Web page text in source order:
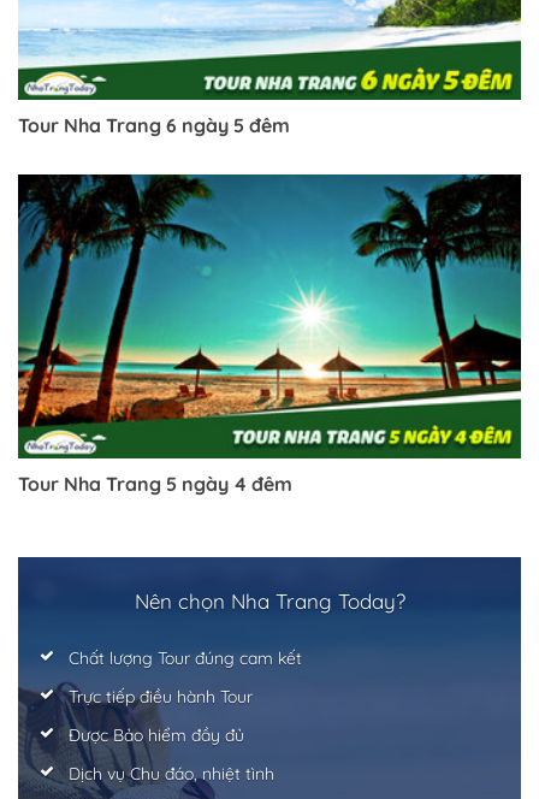
Tour Nha Trang 6 ngày 5 đêm
Tour Nha Trang 5 ngày 4 đêm
Nên chọn Nha Trang Today?
Chất lượng Tour đúng cam kết
Trực tiếp điều hành Tour
Được Bảo hiểm đầy đủ
Dịch vụ Chu đáo, nhiệt tình